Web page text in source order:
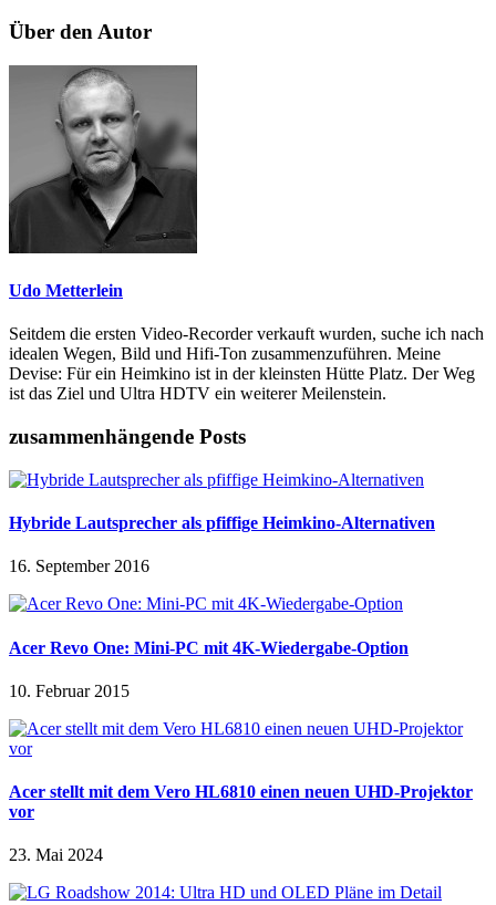
Über den Autor
Udo Metterlein
Seitdem die ersten Video-Recorder verkauft wurden, suche ich nach
idealen Wegen, Bild und Hifi-Ton zusammenzuführen. Meine
Devise: Für ein Heimkino ist in der kleinsten Hütte Platz. Der Weg
ist das Ziel und Ultra HDTV ein weiterer Meilenstein.
zusammenhängende Posts
Hybride Lautsprecher als pfiffige Heimkino-Alternativen
16. September 2016
Acer Revo One: Mini-PC mit 4K-Wiedergabe-Option
10. Februar 2015
Acer stellt mit dem Vero HL6810 einen neuen UHD-Projektor
vor
23. Mai 2024